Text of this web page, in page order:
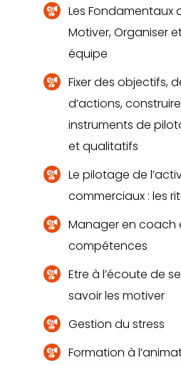
Les Fondamentaux
Motiver, Organiser
équipe
Fixer des objectifs,
d’actions,
instruments de
et qualitatifs
Le pilotage de
commerciaux : les
Manager en coach
compétences
Etre à l’écoute de
savoir les motiver
Gestion du stress
Formation à